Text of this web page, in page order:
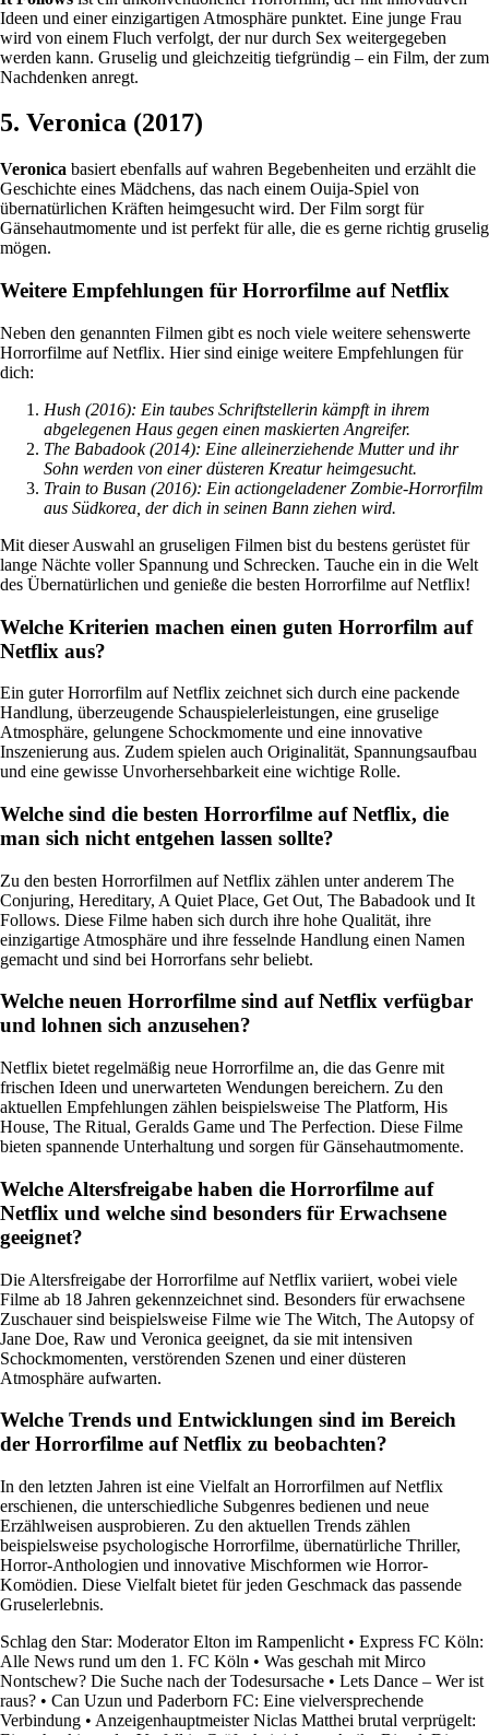
Ideen und einer einzigartigen Atmosphäre punktet. Eine junge Frau
wird von einem Fluch verfolgt, der nur durch Sex weitergegeben
werden kann. Gruselig und gleichzeitig tiefgründig – ein Film, der zum
Nachdenken anregt.
5. Veronica (2017)
Veronica basiert ebenfalls auf wahren Begebenheiten und erzählt die
Geschichte eines Mädchens, das nach einem Ouija-Spiel von
übernatürlichen Kräften heimgesucht wird. Der Film sorgt für
Gänsehautmomente und ist perfekt für alle, die es gerne richtig gruselig
mögen.
Weitere Empfehlungen für Horrorfilme auf Netflix
Neben den genannten Filmen gibt es noch viele weitere sehenswerte
Horrorfilme auf Netflix. Hier sind einige weitere Empfehlungen für
dich:
Hush (2016): Ein taubes Schriftstellerin kämpft in ihrem
abgelegenen Haus gegen einen maskierten Angreifer.
The Babadook (2014): Eine alleinerziehende Mutter und ihr
Sohn werden von einer düsteren Kreatur heimgesucht.
Train to Busan (2016): Ein actiongeladener Zombie-Horrorfilm
aus Südkorea, der dich in seinen Bann ziehen wird.
Mit dieser Auswahl an gruseligen Filmen bist du bestens gerüstet für
lange Nächte voller Spannung und Schrecken. Tauche ein in die Welt
des Übernatürlichen und genieße die besten Horrorfilme auf Netflix!
Welche Kriterien machen einen guten Horrorfilm auf
Netflix aus?
Ein guter Horrorfilm auf Netflix zeichnet sich durch eine packende
Handlung, überzeugende Schauspielerleistungen, eine gruselige
Atmosphäre, gelungene Schockmomente und eine innovative
Inszenierung aus. Zudem spielen auch Originalität, Spannungsaufbau
und eine gewisse Unvorhersehbarkeit eine wichtige Rolle.
Welche sind die besten Horrorfilme auf Netflix, die
man sich nicht entgehen lassen sollte?
Zu den besten Horrorfilmen auf Netflix zählen unter anderem The
Conjuring, Hereditary, A Quiet Place, Get Out, The Babadook und It
Follows. Diese Filme haben sich durch ihre hohe Qualität, ihre
einzigartige Atmosphäre und ihre fesselnde Handlung einen Namen
gemacht und sind bei Horrorfans sehr beliebt.
Welche neuen Horrorfilme sind auf Netflix verfügbar
und lohnen sich anzusehen?
Netflix bietet regelmäßig neue Horrorfilme an, die das Genre mit
frischen Ideen und unerwarteten Wendungen bereichern. Zu den
aktuellen Empfehlungen zählen beispielsweise The Platform, His
House, The Ritual, Geralds Game und The Perfection. Diese Filme
bieten spannende Unterhaltung und sorgen für Gänsehautmomente.
Welche Altersfreigabe haben die Horrorfilme auf
Netflix und welche sind besonders für Erwachsene
geeignet?
Die Altersfreigabe der Horrorfilme auf Netflix variiert, wobei viele
Filme ab 18 Jahren gekennzeichnet sind. Besonders für erwachsene
Zuschauer sind beispielsweise Filme wie The Witch, The Autopsy of
Jane Doe, Raw und Veronica geeignet, da sie mit intensiven
Schockmomenten, verstörenden Szenen und einer düsteren
Atmosphäre aufwarten.
Welche Trends und Entwicklungen sind im Bereich
der Horrorfilme auf Netflix zu beobachten?
In den letzten Jahren ist eine Vielfalt an Horrorfilmen auf Netflix
erschienen, die unterschiedliche Subgenres bedienen und neue
Erzählweisen ausprobieren. Zu den aktuellen Trends zählen
beispielsweise psychologische Horrorfilme, übernatürliche Thriller,
Horror-Anthologien und innovative Mischformen wie Horror-
Komödien. Diese Vielfalt bietet für jeden Geschmack das passende
Gruselerlebnis.
Schlag den Star: Moderator Elton im Rampenlicht • Express FC Köln:
Alle News rund um den 1. FC Köln • Was geschah mit Mirco
Nontschew? Die Suche nach der Todesursache • Lets Dance – Wer ist
raus? • Can Uzun und Paderborn FC: Eine vielversprechende
Verbindung • Anzeigenhauptmeister Niclas Matthei brutal verprügelt: